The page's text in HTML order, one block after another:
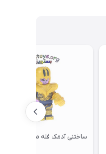
ساختنی آدمک فله مدل Thanos